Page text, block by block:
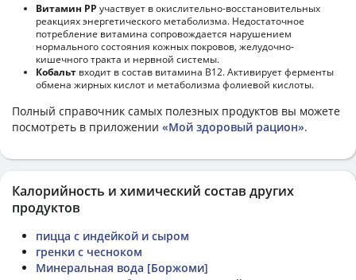
Витамин РР участвует в окислительно-восстановительных
реакциях энергетического метаболизма. Недостаточное
потребление витамина сопровождается нарушением
нормального состояния кожных покровов, желудочно-
кишечного тракта и нервной системы.
Кобальт входит в состав витамина В12. Активирует ферменты
обмена жирных кислот и метаболизма фолиевой кислоты.
Полный справочник самых полезных продуктов вы можете
посмотреть в приложении «Мой здоровый рацион».
Калорийность и химический состав других
продуктов
пицца с индейкой и сыром
гренки с чесноком
Минеральная вода [Боржоми]